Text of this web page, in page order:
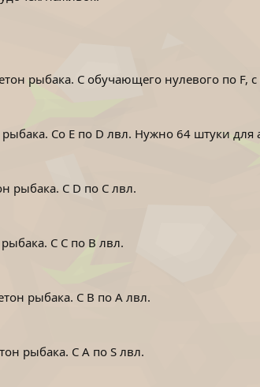
рыбака. С обучающего нулевого по F,
Со E по D лвл. Нужно 64 штуки для
рыбака. С D по C лвл.
С C по B лвл.
рыбака. С B по A лвл.
рыбака. С A по S лвл.